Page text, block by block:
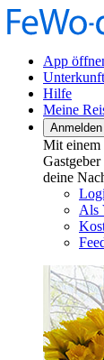
App
Hilfe
Meine
Anmelden
Mit einem
deine
Als